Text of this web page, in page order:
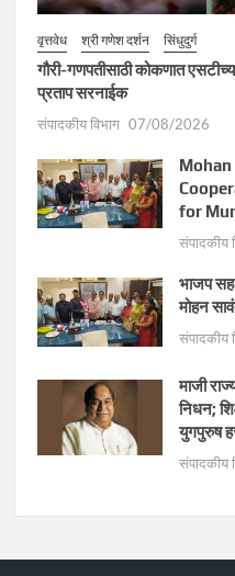
वृत्तवेध श्री गणेश दर्शन सिंधुदुर्ग
गौरी-गणपतीसाठी कोकणात
प्रताप सरनाईक
संपादकीय विभाग 07/08/2026
for
संपादकीय
भाजप
मोहन
संपादकीय
माजी
निधन;
युगपुरुष
संपादकीय